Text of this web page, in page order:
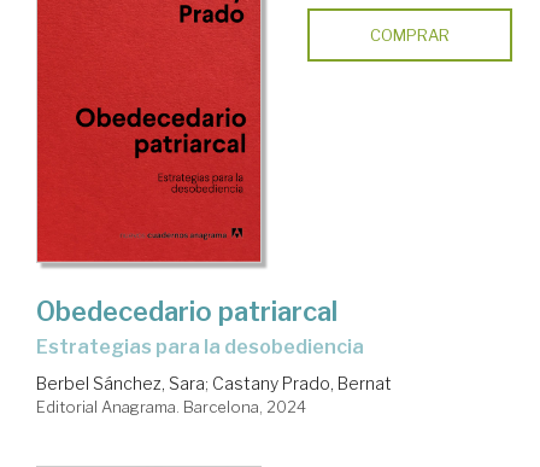
COMPRAR
Obedecedario patriarcal
estrategias para la desobediencia
Berbel Sánchez, Sara; Castany Prado, Bernat
Editorial Anagrama. Barcelona, 2024